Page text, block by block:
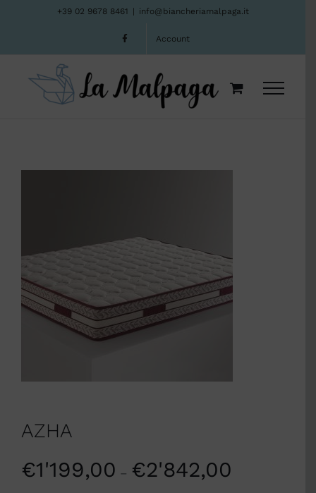
+39 02 9678 8461 info@biancheriamalpaga.it
Account
AZHA
€1'199,00 – €2'842,00